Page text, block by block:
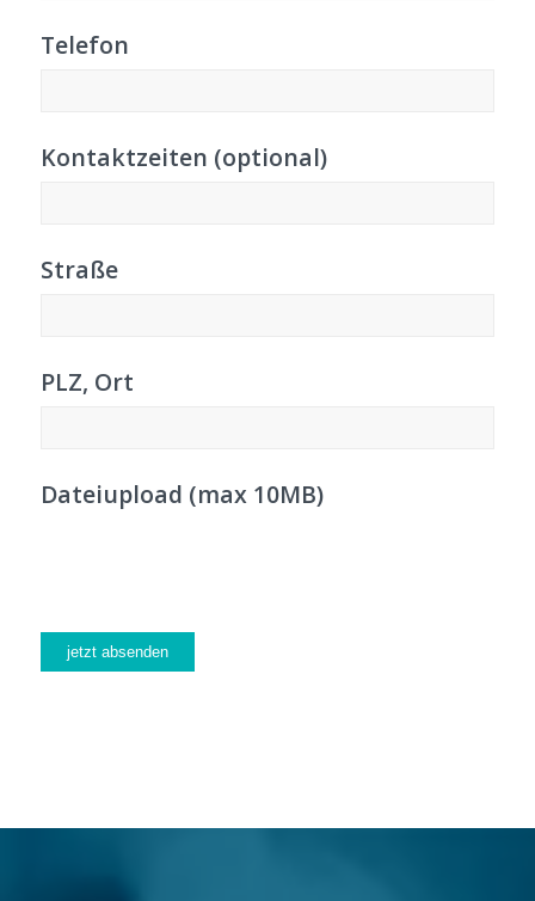
Telefon
Kontaktzeiten (optional)
Straße
PLZ, Ort
Dateiupload (max 10MB)